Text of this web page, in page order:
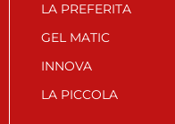
LA PREFERITA
GEL MATIC
INNOVA
LA PICCOLA